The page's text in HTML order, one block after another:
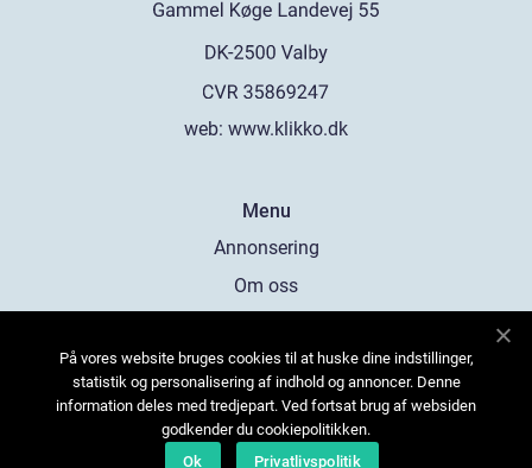
web: www.klikko.dk
Menu
Annonsering
Om oss
Kontakta oss
Sitemap
På vores website bruges cookies til at huske dine indstillinger,
statistik og personalisering af indhold og annoncer. Denne
information deles med tredjepart. Ved fortsat brug af websiden
godkender du cookiepolitikken.
Ok
Privatlivspolitik